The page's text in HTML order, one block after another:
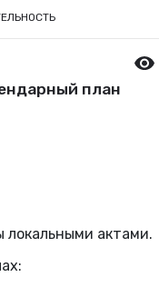
план
локальными актами.